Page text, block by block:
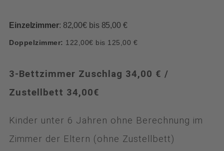
Einzelzimmer: 82,00€ bis 85,00 €
Doppelzimmer: 122,00€ bis 125,00 €
3-Bettzimmer Zuschlag 34,00 € /
Zustellbett 34,00€
Kinder unter 6 Jahren ohne Berechnung im
Zimmer der Eltern (ohne Zustellbett)